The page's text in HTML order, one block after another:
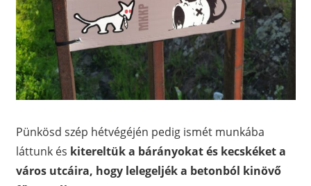
Pünkösd szép hétvégéjén pedig ismét munkába
láttunk és kitereltük a bárányokat és kecskéket a
város utcáira, hogy lelegeljék a betonból kinövő